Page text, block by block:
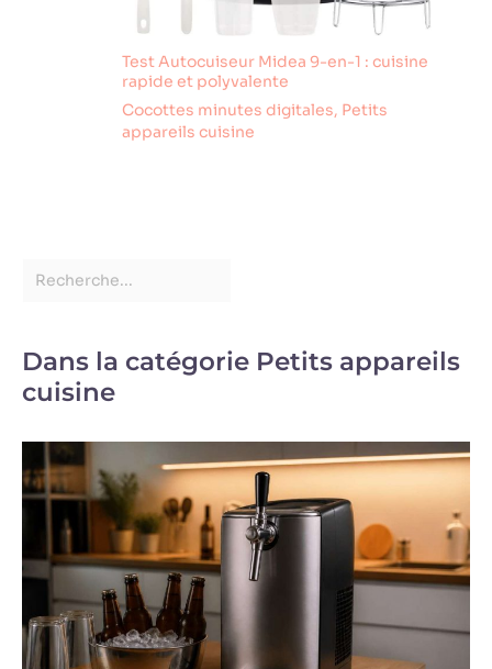
Test Autocuiseur Midea 9-en-1 : cuisine
rapide et polyvalente
Cocottes minutes digitales, Petits
appareils cuisine
Dans la catégorie Petits appareils
cuisine